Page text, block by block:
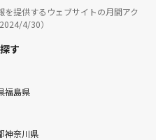
提供するウェブサイトの月間アク
4/30）
す
福島県
神奈川県